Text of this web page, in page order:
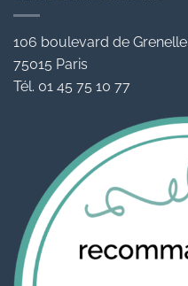
106 boulevard de Grenelle
75015 Paris
Tél. 01 45 75 10 77